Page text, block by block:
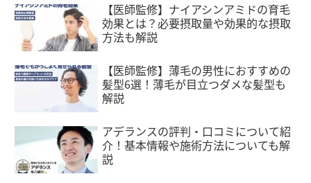
【医師監修】ナイアシンアミドの育毛
効果とは？必要摂取量や効果的な摂取
方法も解説
【医師監修】薄毛の男性におすすめの
髪型6選！薄毛が目立つダメな髪型も
解説
アデランスの評判・口コミについて紹
介！基本情報や施術方法についても解
説